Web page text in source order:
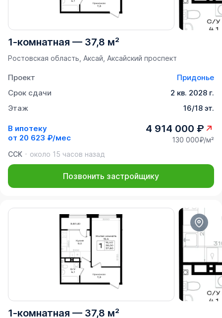
1-комнатная — 37,8 м²
Ростовская область, Аксай, Аксайский проспект
Проект
Придонье
Срок сдачи
2 кв. 2028 г.
Этаж
16/18 эт.
В ипотеку
от 20 623 ₽/мес
4 914 000 ₽
130 000₽/м²
ССК
около 15 часов назад
Позвонить застройщику
1-комнатная — 37,8 м²